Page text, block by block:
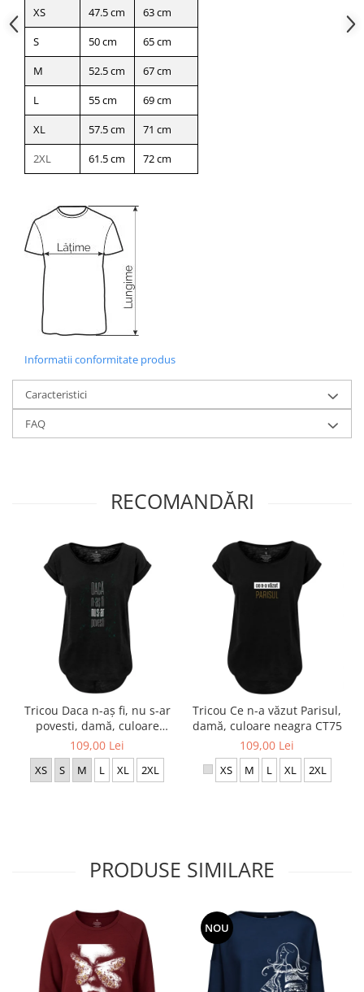
XS 47.5 cm
63 cm
S
50 cm
65 cm
M
52.5 cm
67 cm
L
55 cm
69 cm
XL
57.5 cm
71 cm
2XL
61.5 cm 72 cm
Informatii conformitate produs
Caracteristici
FAQ
RECOMANDĂRI
Tricou Daca n-aș fi, nu s-ar
povesti, damă, culoare
neagră, CT63
109,00 Lei
XS S M L XL 2XL
Tricou Ce n-a văzut Parisul,
damă, culoare neagra CT75
109,00 Lei
XS M L XL 2XL
PRODUSE SIMILARE
NOU